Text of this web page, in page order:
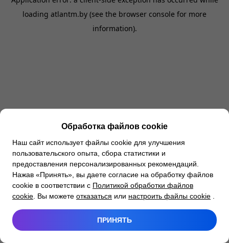
loading atlantm.by (see the browser console for more
information).
Обработка файлов cookie
Наш сайт использует файлы cookie для улучшения
пользовательского опыта, сбора статистики и
предоставления персонализированных рекомендаций.
Нажав «Принять», вы даете согласие на обработку файлов
cookie в соответствии с Политикой обработки файлов
cookie . Вы можете отказаться или настроить файлы cookie
ПРИНЯТЬ